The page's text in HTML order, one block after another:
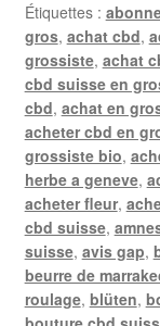
Étiquettes :
gros, achat cbd,
grossiste, achat
cbd suisse en
cbd, achat en
acheter cbd en
grossiste bio,
herbe a geneve,
acheter fleur,
cbd suisse,
suisse, avis gap,
beurre de
roulage, blüten,